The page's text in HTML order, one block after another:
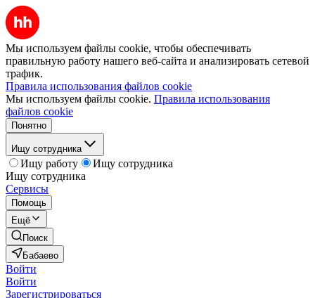
Мы используем файлы cookie, чтобы обеспечивать
правильную работу нашего веб-сайта и анализировать сетевой
трафик.
Правила использования файлов cookie
Мы используем файлы cookie. Правила использования
файлов cookie
Понятно
Ищу сотрудника
Ищу работу
Ищу сотрудника
Ищу сотрудника
Сервисы
Помощь
Ещё
Поиск
Бабаево
Войти
Войти
Зарегистрироваться